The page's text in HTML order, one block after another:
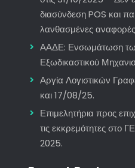
διασύνδεση POS και
λανθασμένες
ΑΑΔΕ: Ενσωμάτωση
Εξωδικαστικού
Αργία Λογιστικών
και 17/08/25.
Επιμελητήρια προς
τις εκκρεμότητες στο
2025.